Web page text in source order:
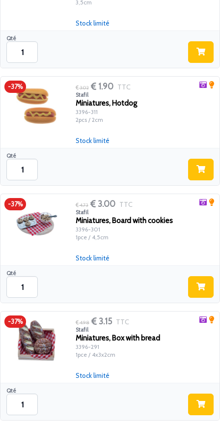
3,5cm
Qté
Stock limité
-37% 3.02 1.90 TTC
Stafil
Miniatures, Hotdog
3396-311
2pcs / 2cm
Qté
Stock limité
-37% 4.73 3.00 TTC
Stafil
Miniatures, Board with cookies
3396-301
1pce / 4,5cm
Qté
Stock limité
-37% 4.98 3.15 TTC
Stafil
Miniatures, Box with bread
3396-291
1pce / 4x3x2cm
Qté
Stock limité